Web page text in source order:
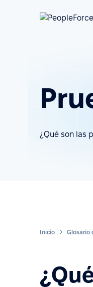
¿Qué son las
Inicio Glosario